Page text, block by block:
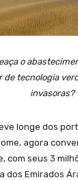
o
de tecnologia
invasoras?
longe dos
agora
com seus 3
dos Emirados